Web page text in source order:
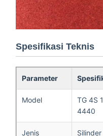
Spesifikasi Teknis
Parameter
Model
TG 4S
4440
Jenis